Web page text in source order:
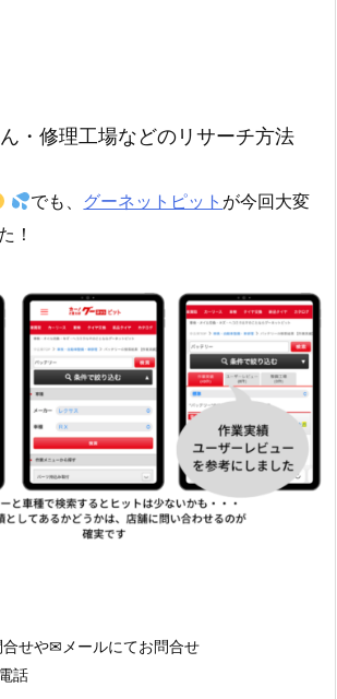
・修理工場などのリサーチ方法
でも、 グーネットピット が今回大変
！
合せや✉メールにてお問合せ
話